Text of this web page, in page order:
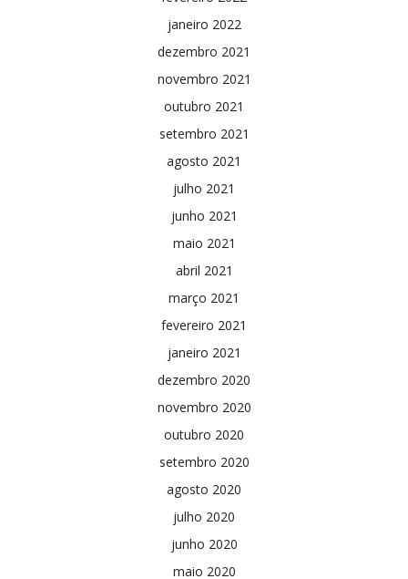
janeiro 2022
dezembro 2021
novembro 2021
outubro 2021
setembro 2021
agosto 2021
julho 2021
junho 2021
maio 2021
abril 2021
março 2021
fevereiro 2021
janeiro 2021
dezembro 2020
novembro 2020
outubro 2020
setembro 2020
agosto 2020
julho 2020
junho 2020
maio 2020